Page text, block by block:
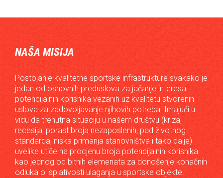
NAŠA MISIJA
Postojanje kvalitetne sportske infrastrukture svakako je
jedan od osnovnih preduslova za jačanje interesa
potencijalnih korisnika vezanih uz kvalitetu stvorenih
uslova za zadovoljavanje njihovih potreba. Imajući u
vidu da trenutna situaciju u našem društvu (kriza,
recesija, porast broja nezaposlenih, pad životnog
standarda, niska primanja stanovništva i tako dalje)
uvelike utiče na procjenu broja potencijalnih korisnika
kao jednog od bitnih elemenata za donošenje konačnih
odluka o isplativosti ulaganja u sportske objekte.